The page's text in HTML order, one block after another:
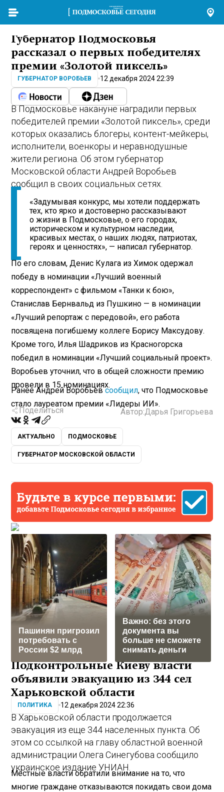
Губернатор Подмосковья
рассказал о первых победителях
премии «Золотой пиксель»
ГУБЕРНАТОР ВОРОБЬЕВ 12 декабря 2024 22:39
В Подмосковье накануне наградили первых
победителей премии «Золотой пиксель», среди
которых оказались блогеры, контент-мейкеры,
исполнители, военкоры и неравнодушные
жители региона. Об этом губернатор
Московской области Андрей Воробьев
сообщил в своих социальных сетях.
«Задумывая конкурс, мы хотели поддержать
тех, кто ярко и достоверно рассказывают
о жизни в Подмосковье, о его городах,
историческом и культурном наследии,
красивых местах, о наших людях, патриотах,
героях и ценностях», — написал губернатор.
По его словам, Денис Кулага из Химок одержал
победу в номинации «Лучший военный
корреспондент» с фильмом «Танки к бою»,
Станислав Бернвальд из Пушкино — в номинации
«Лучший репортаж с передовой», его работа
посвящена погибшему коллеге Борису Максудову.
Кроме того, Илья Шадриков из Красногорска
победил в номинации «Лучший социальный проект».
Воробьев уточнил, что в общей сложности премию
провели в 15 номинациях.
Ранее Андрей Воробьевсообщил, что Подмосковье
стало лауреатом премии «Лидеры ИИ».
Поделиться Автор:Дарья Григорьева
АКТУАЛЬНО ПОДМОСКОВЬЕ
ГУБЕРНАТОР МОСКОВСКОЙ ОБЛАСТИ
Пашинян пригрозил
потребовать c
России $2 млрд
Важно: без этого
документа вы
больше не сможете
снимать деньги
Подконтрольные Киеву власти
объявили эвакуацию из 344 сел
Харьковской области
ПОЛИТИКА 12 декабря 2024 22:36
В Харьковской области продолжается
эвакуация из еще 344 населенных пункта. Об
этом со ссылкой на главу областной военной
администрации Олега Синегубова сообщило
украинское издание УНИАН.
Местные власти обратили внимание на то, что
многие граждане отказываются покидать свои дома